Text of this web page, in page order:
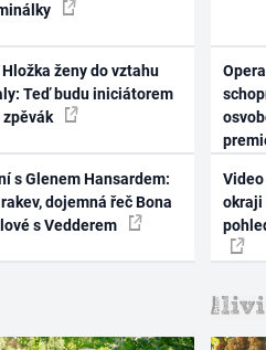
ženy do vztahu
Teď budu iniciátorem
s Glenem Hansardem:
dojemná řeč Bona
s Vedderem
okraji